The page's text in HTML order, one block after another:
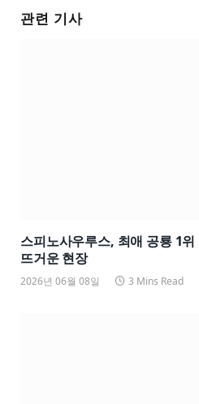
관련 기사
스피노사우루스, 최애 공룡 1위
뜨거운 현장
2026년 06월 08일 3 Mins Read